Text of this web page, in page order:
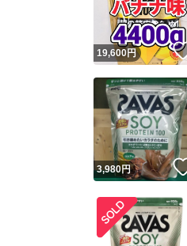
19,600円
3,980円